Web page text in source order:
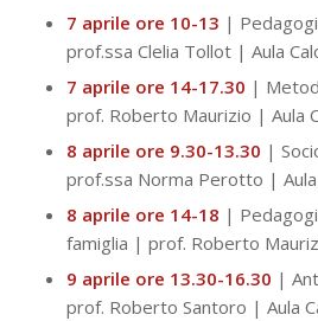
7 aprile ore 10-13 |
prof.ssa Clelia Tollot | Aula
7 aprile ore 14-17.30 |
prof. Roberto Maurizio | Aula
8 aprile ore 9.30-13.30 |
prof.ssa Norma Perotto | Aula
8 aprile ore 14-18 |
famiglia | prof. Roberto
9 aprile ore 13.30-16.30 |
prof. Roberto Santoro | Aula